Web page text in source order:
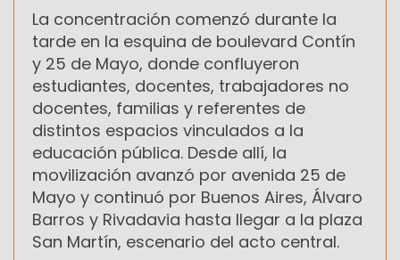
La concentración comenzó durante la
tarde en la esquina de boulevard Contín
y 25 de Mayo, donde confluyeron
estudiantes, docentes, trabajadores no
docentes, familias y referentes de
distintos espacios vinculados a la
educación pública. Desde allí, la
movilización avanzó por avenida 25 de
Mayo y continuó por Buenos Aires, Álvaro
Barros y Rivadavia hasta llegar a la plaza
San Martín, escenario del acto central.